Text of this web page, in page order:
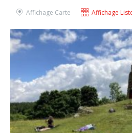
Affichage Carte Affichage